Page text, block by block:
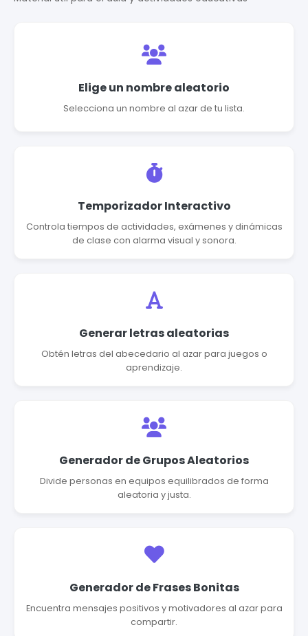
Elige un nombre aleatorio
Selecciona un nombre al azar de tu lista.
Temporizador Interactivo
Controla tiempos de actividades, exámenes y dinámicas
de clase con alarma visual y sonora.
Generar letras aleatorias
Obtén letras del abecedario al azar para juegos o
aprendizaje.
Generador de Grupos Aleatorios
Divide personas en equipos equilibrados de forma
aleatoria y justa.
Generador de Frases Bonitas
Encuentra mensajes positivos y motivadores al azar para
compartir.